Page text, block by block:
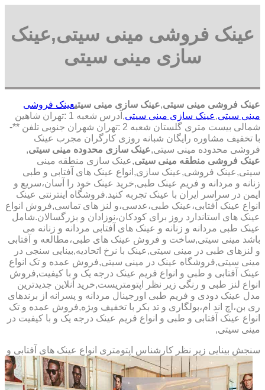
عینک فروشی مینی سیتی,عینک
سازی مینی سیتی
عینک فروشی مینی سیتی,عینک سازی مینی سیتیعینک فروشی
مینی سیتی,عینک سازی مینی سیتی
,آدرس شعبه 1 :تهران شاهین
شمالی بیست متری گلستان شعبه 2 :تهران شهران جنوبی تلفن **-
با تخفیف مشاوره رایگان شبانه روزی کارگران مجرب عینک
فروشی محدوده مینی سیتی,عینک سازی محدوده مینی سیتی,
عینک فروشی منطقه مینی سیتی,عینک سازی منطقه مینی
سیتی,عینک فروشی,عینک سازی,انواع عینک های آفتابی و طبی
زنانه و مردانه و فریم عینک طبی,خرید عینک خود را آسان،سریع و
ایمن در سراسر ایران با عینک تجربه کنید.فروشگاه اینترنتی عینک
انواع عینک آفتابی،عینک طبی،عدسی،و لنز های تماسی,فروش انواع
عینک های استاندارد روز برای کودکان،نوزادان و بزرگسالان.شامل
عینک طبی مردانه و زنانه و عینک های آفتابی مردانه و زنانه می
باشد مینی سیتی,ساخت و فروش عینک های طبی،مطالعه و آفتابی
و لنزهای طبی در مینی سیتی,عینک با نرخ اتحادیه,بینایی سنجی در
مینی سیتی,فروشگاه عینک در مینی سیتی,فروش عمده و تک انواع
عینک آفتابی و طبی و انواع فریم عینک درجه یک و با کیفیت,فروش
انواع لنز طبی و رنگی زیر نظر اپتومتریست,خرید آنلاین جدیدترین
مدل عینک دودی و فریم طبی اورجینال مردانه و پسرانه از برندهای
ری بن،اچ اند ام،بولگاری و تد بکر با تخفیف ویژه,فروش عمده و تک
انواع عینک آفتابی و طبی و انواع فریم عینک درجه یک و با کیفیت در
مینی سیتی,
سنجش بینایی زیر نظر کارشناس اپتومتری انواع عینک های آفتابی و